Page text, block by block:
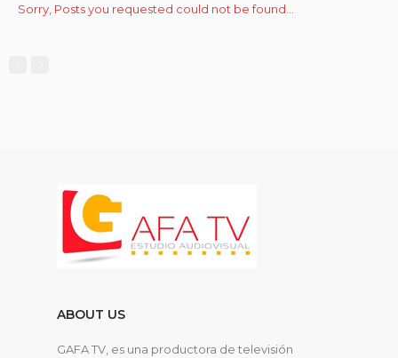
Sorry, Posts you requested could not be found...
ABOUT US
GAFA TV, es una productora de televisión